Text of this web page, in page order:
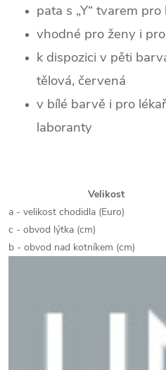
pata s „Y“ tvarem
vhodné pro ženy i
k dispozici v pěti
tělová, červená
v bílé barvě i pro
laboranty
Velikost
a - velikost chodidla (Euro)
c - obvod lýtka (cm)
b - obvod nad kotníkem (cm)